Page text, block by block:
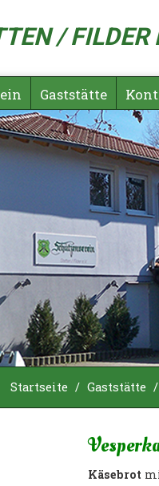
/ FILDER
Gaststätte
Startseite / Gaststätte /
Käsebrot